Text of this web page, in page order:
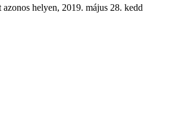
helyen, 2019. május 28. kedd